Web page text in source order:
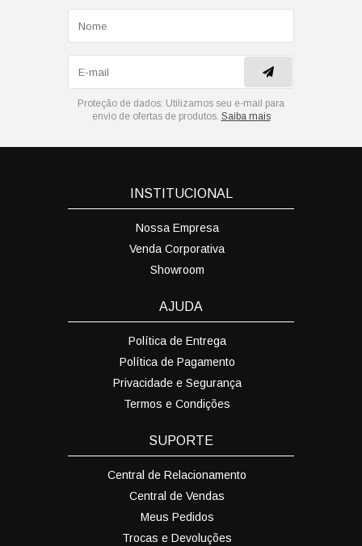
Proteção de dados: Utilizamos seu e-mail para
envio de ofertas de produtos. Saiba mais
INSTITUCIONAL
Nossa Empresa
Venda Corporativa
Showroom
AJUDA
Política de Entrega
Política de Pagamento
Privacidade e Segurança
Termos e Condições
SUPORTE
Central de Relacionamento
Central de Vendas
Meus Pedidos
Trocas e Devoluções